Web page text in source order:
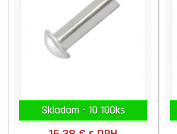
Skladom - 10 100ks